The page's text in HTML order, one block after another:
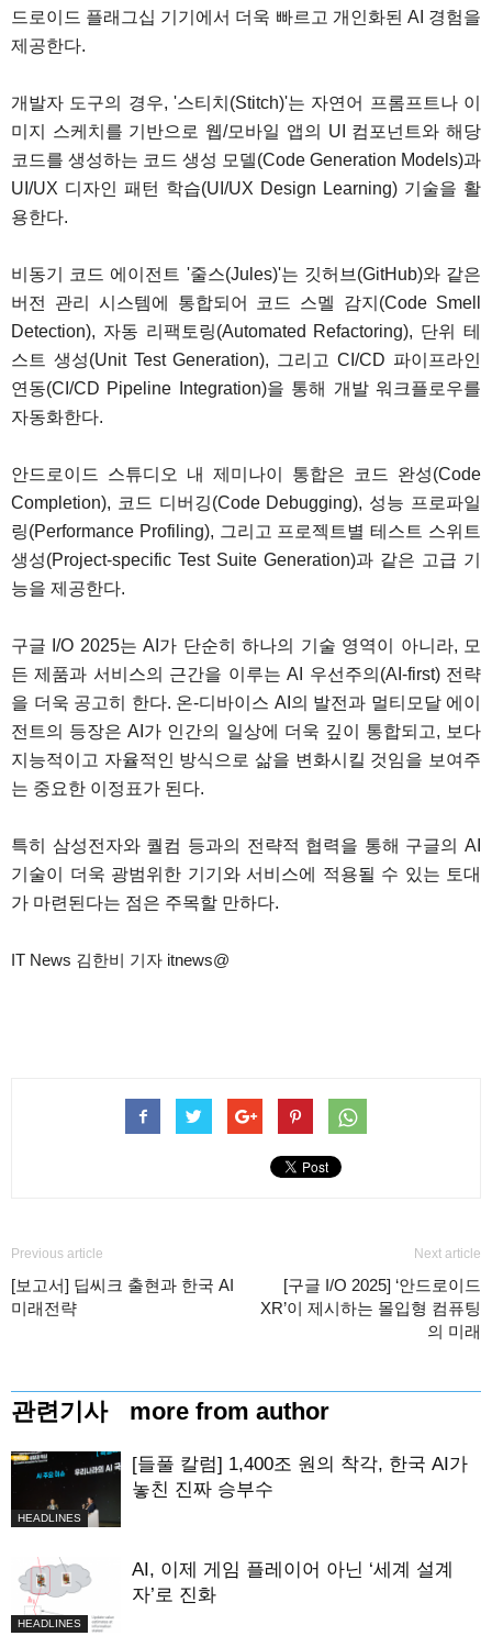
드로이드 플래그십 기기에서 더욱 빠르고 개인화된 AI 경험을
제공한다.
개발자 도구의 경우, '스티치(Stitch)'는 자연어 프롬프트나 이
미지 스케치를 기반으로 웹/모바일 앱의 UI 컴포넌트와 해당
코드를 생성하는 코드 생성 모델(Code Generation Models)과
UI/UX 디자인 패턴 학습(UI/UX Design Learning) 기술을 활
용한다.
비동기 코드 에이전트 '줄스(Jules)'는 깃허브(GitHub)와 같은
버전 관리 시스템에 통합되어 코드 스멜 감지(Code Smell
Detection), 자동 리팩토링(Automated Refactoring), 단위 테
스트 생성(Unit Test Generation), 그리고 CI/CD 파이프라인
연동(CI/CD Pipeline Integration)을 통해 개발 워크플로우를
자동화한다.
안드로이드 스튜디오 내 제미나이 통합은 코드 완성(Code
Completion), 코드 디버깅(Code Debugging), 성능 프로파일
링(Performance Profiling), 그리고 프로젝트별 테스트 스위트
생성(Project-specific Test Suite Generation)과 같은 고급 기
능을 제공한다.
구글 I/O 2025는 AI가 단순히 하나의 기술 영역이 아니라, 모
든 제품과 서비스의 근간을 이루는 AI 우선주의(AI-first) 전략
을 더욱 공고히 한다. 온-디바이스 AI의 발전과 멀티모달 에이
전트의 등장은 AI가 인간의 일상에 더욱 깊이 통합되고, 보다
지능적이고 자율적인 방식으로 삶을 변화시킬 것임을 보여주
는 중요한 이정표가 된다.
특히 삼성전자와 퀄컴 등과의 전략적 협력을 통해 구글의 AI
기술이 더욱 광범위한 기기와 서비스에 적용될 수 있는 토대
가 마련된다는 점은 주목할 만하다.
IT News 김한비 기자 itnews@
Previous article
[보고서] 딥씨크 출현과 한국 AI
미래전략
Next article
[구글 I/O 2025] ‘안드로이드
XR’이 제시하는 몰입형 컴퓨팅
의 미래
관련기사 more from author
HEADLINES
[들풀 칼럼] 1,400조 원의 착각, 한국 AI가
놓친 진짜 승부수
HEADLINES
AI, 이제 게임 플레이어 아닌 ‘세계 설계
자’로 진화